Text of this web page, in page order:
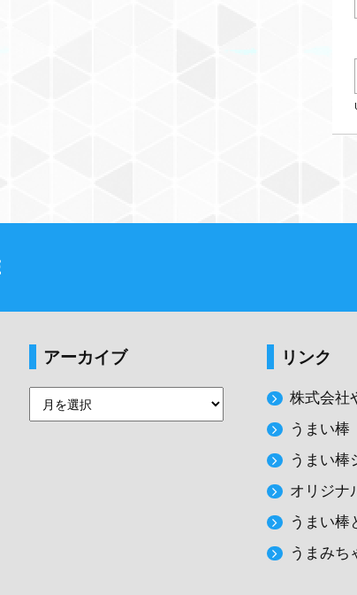
アーカイブ リンク
株式会社
うまい棒
うまい棒
オリジナ
うまい棒
うまみち